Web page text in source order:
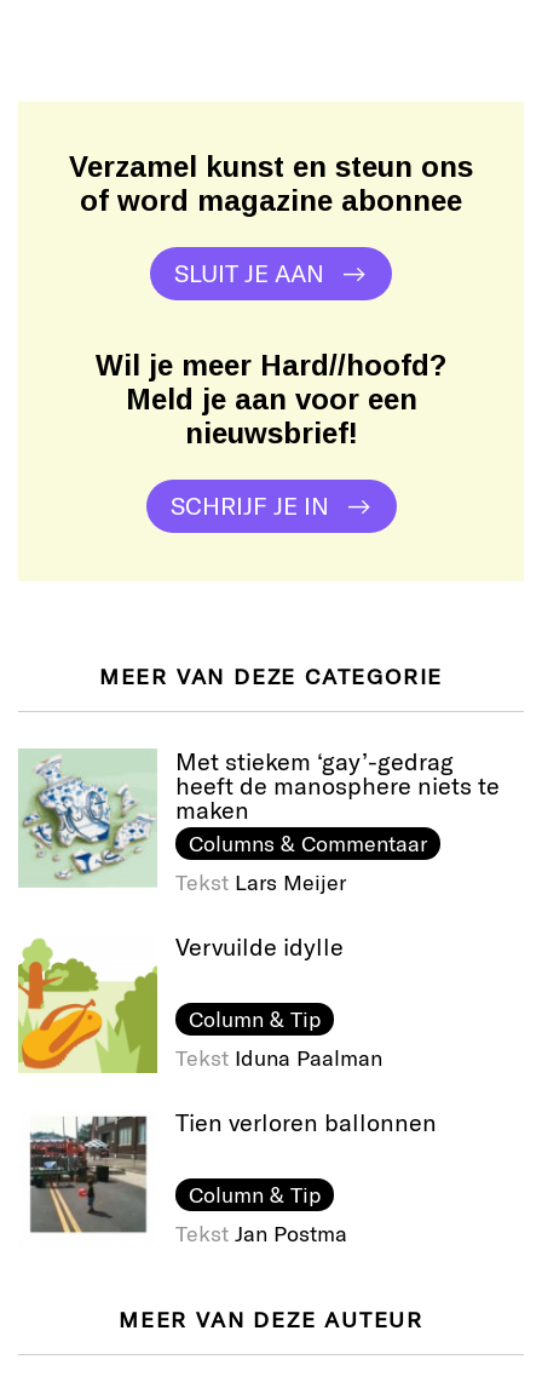
Verzamel kunst en steun ons
of word magazine abonnee
SLUIT JE AAN
Wil je meer Hard//hoofd?
Meld je aan voor een
nieuwsbrief!
SCHRIJF JE IN
MEER VAN DEZE CATEGORIE
Met stiekem ‘gay’-gedrag
heeft de manosphere niets te
maken
Columns & Commentaar
Tekst Lars Meijer
Vervuilde idylle
Column & Tip
Tekst Iduna Paalman
Tien verloren ballonnen
Column & Tip
Tekst Jan Postma
MEER VAN DEZE AUTEUR